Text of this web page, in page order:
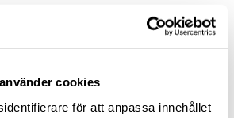
cookies
för att anpassa innehållet